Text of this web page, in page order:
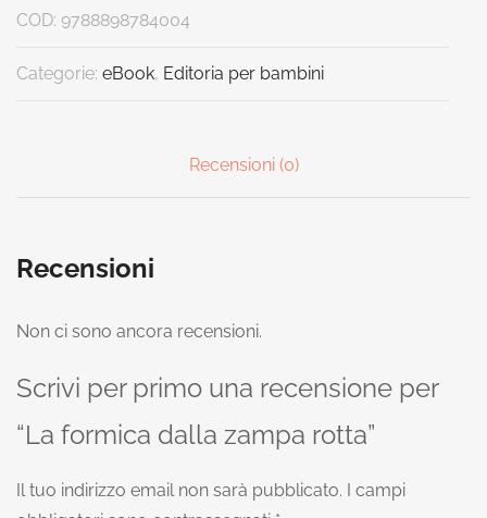
COD: 9788898784004
Categorie: eBook, Editoria per bambini
Recensioni (0)
Recensioni
Non ci sono ancora recensioni.
Scrivi per primo una recensione per
“La formica dalla zampa rotta”
Il tuo indirizzo email non sarà pubblicato.
I campi